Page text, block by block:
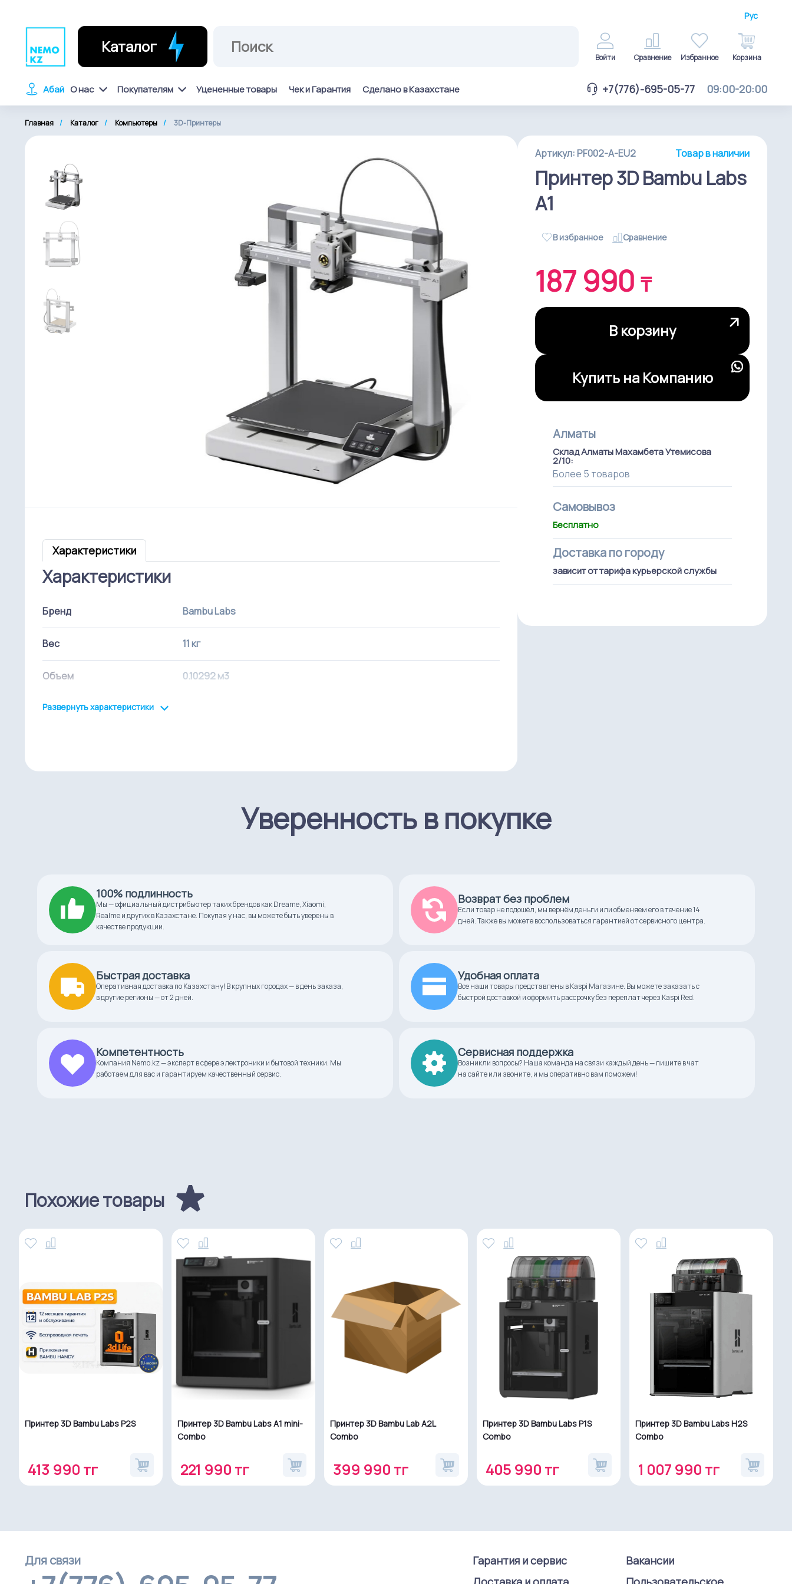
Рус
Каталог
Войти Сравнение Избранное Корзина
Абай О нас Покупателям Уцененные товары Чек и Гарантия Сделано в Казахстане +7(776)-695-05-77 09:00-20:00
Главная Каталог Компьютеры 3D-Принтеры
Характеристики
Характеристики
Бренд Bambu Labs
Вес 11 кг
Объем 0.10292 м3
Развернуть характеристики
Артикул: PF002-A-EU2 Товар в наличии
Принтер 3D Bambu Labs
A1
В избранное Cравнение
187 990 ₸
В корзину
Купить на Компанию
Алматы
Склад Алматы Махамбета Утемисова
2/10:
Более 5 товаров
Самовывоз
Бесплатно
Доставка по городу
зависит от тарифа курьерской службы
Уверенность в покупке
100% подлинность
Мы — официальный дистрибьютер таких брендов как Dreame, Xiaomi,
Realme и других в Казахстане. Покупая у нас, вы можете быть уверены в
качестве продукции.
Возврат без проблем
Если товар не подошёл, мы вернём деньги или обменяем его в течение 14
дней. Также вы можете воспользоваться гарантией от сервисного центра.
Быстрая доставка
Оперативная доставка по Казахстану! В крупных городах — в день заказа,
в другие регионы — от 2 дней.
Удобная оплата
Все наши товары представлены в Kaspi Магазине. Вы можете заказать с
быстрой доставкой и оформить рассрочку без переплат через Kaspi Red.
Компетентность
Компания Nemo.kz — эксперт в сфере электроники и бытовой техники. Мы
работаем для вас и гарантируем качественный сервис.
Сервисная поддержка
Возникли вопросы? Наша команда на связи каждый день — пишите в чат
на сайте или звоните, и мы оперативно вам поможем!
Похожие товары
Принтер 3D Bambu Labs P2S
413 990 тг
Принтер 3D Bambu Labs A1 mini-
Combo
221 990 тг
Принтер 3D Bambu Lab A2L
Combo
399 990 тг
Принтер 3D Bambu Labs P1S
Combo
405 990 тг
Принтер 3D Bambu Labs H2S
Combo
1 007 990 тг
Для связи
Гарантия и сервис
Вакансии